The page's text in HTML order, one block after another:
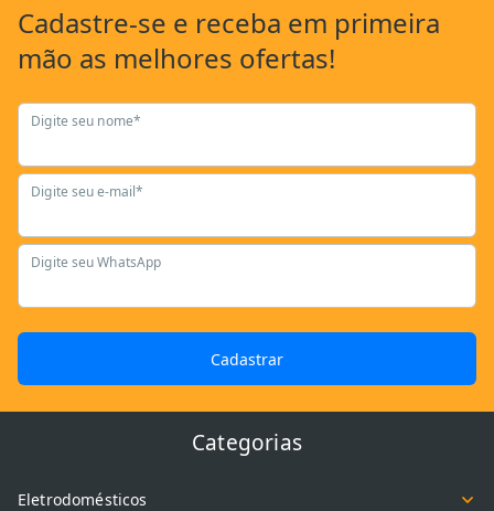
Cadastre-se e receba em primeira
mão as melhores ofertas!
Digite seu nome*
Digite seu e-mail*
Digite seu WhatsApp
Cadastrar
Categorias
Eletrodomésticos